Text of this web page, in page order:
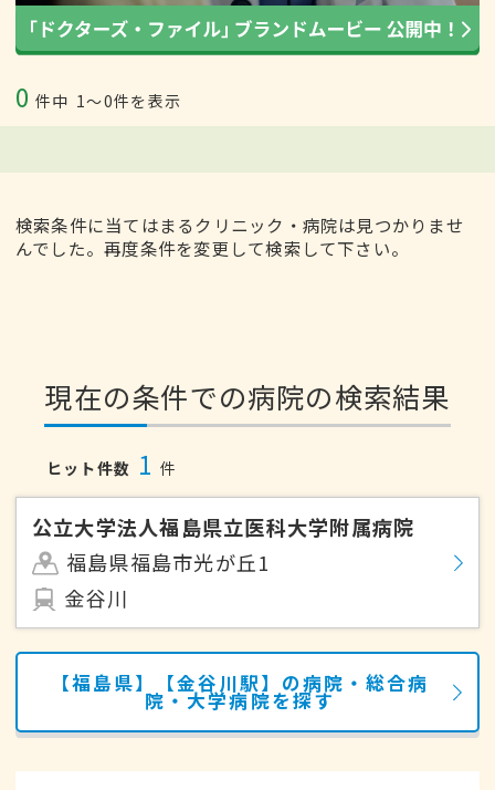
0 件中 1〜0件を表示
検索条件に当てはまるクリニック・病院は見つかりませ
んでした。再度条件を変更して検索して下さい。
現在の条件での病院の検索結果
ヒット件数 1 件
公立大学法人福島県立医科大学附属病院
福島県福島市光が丘1
金谷川
【福島県】【金谷川駅】の病院・総合病
院・大学病院を探す